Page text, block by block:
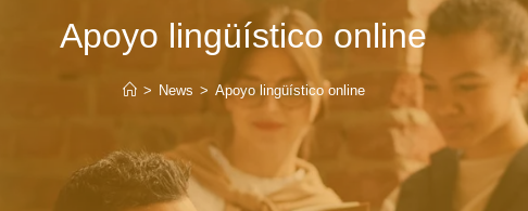
Apoyo lingüístico online
> News > Apoyo lingüístico online